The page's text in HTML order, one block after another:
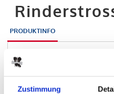
Zustimmung
PRODUKTINFO
100 % Rinderstross getrocknet
Inhaltsstoffe
Rohprotein